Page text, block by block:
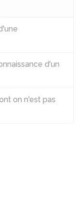
d'un
on n'est pas